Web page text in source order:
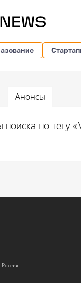
Анонсы
поиска по тегу
Россия